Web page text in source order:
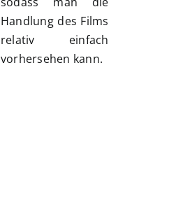
Handlung des Films
relativ einfach
vorhersehen kann.